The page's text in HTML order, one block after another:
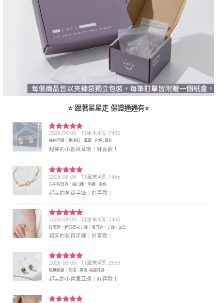
⭐ 跟著星星走 保證通通有⭐
評分5 滿
分 5
2026-08-06 訂單末4碼: 7455
幾何回憶｜免後扣．耳環 - 白色, 耳針
超美的小香風耳環！好喜歡！
評分5滿
分 5
2026-08-06 訂單末4碼: 7455
心中的日月｜縮口鍊．手鍊 - 金色
超美的氣質手鍊！好喜歡！
評分5 滿
分 5
2026-08-06 訂單末4碼: 7455
好想你．夢幻星月手鍊｜縮口鍊．手鍊 - 金色
超美的氣質手鍊！好喜歡！
評分5 滿
分 5
2026-08-06 訂單末4碼: 2553
焦糖煎餅｜耳環 - 黑色, 純銀耳針
超美的小香風耳環！好喜歡！